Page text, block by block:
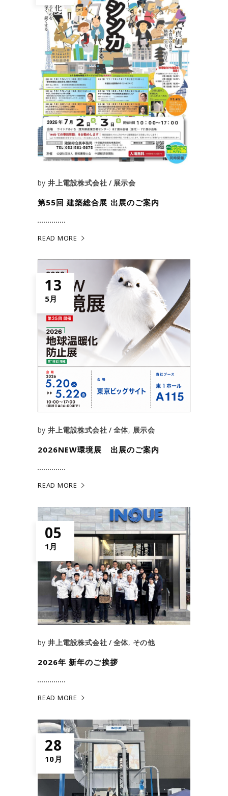
by井上電設株式会社 展示会
第55回 建築総合展 出展のご案内
READ MORE
13
5月
by井上電設株式会社 全体, 展示会
2026NEW環境展 出展のご案内
READ MORE
05
1月
by井上電設株式会社 全体, その他
2026年 新年のご挨拶
READ MORE
28
10月